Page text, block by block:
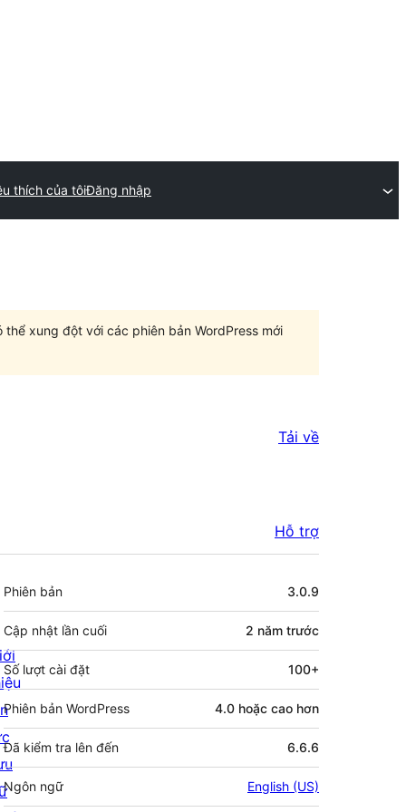
thích của tôiĐăng nhập
xung đột với các phiên bản WordPress mới
Tải về
Hỗ trợ
Meta
Phiên bản 3.0.9
Cập nhật lần cuối 2 năm trước
Số lượt cài đặt 100+
Phiên bản WordPress 4.0 hoặc cao hơn
Đã kiểm tra lên đến 6.6.6
Ngôn ngữ English (US)